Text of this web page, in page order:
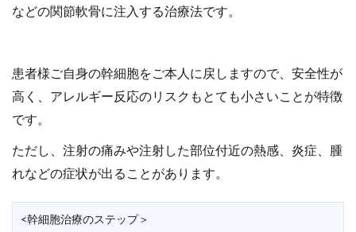
などの関節軟骨に注入する治療法です。
患者様ご自身の幹細胞をご本人に戻しますので、安全性が
高く、アレルギー反応のリスクもとても小さいことが特徴
です。
ただし、注射の痛みや注射した部位付近の熱感、炎症、腫
れなどの症状が出ることがあります。
<幹細胞治療のステップ＞